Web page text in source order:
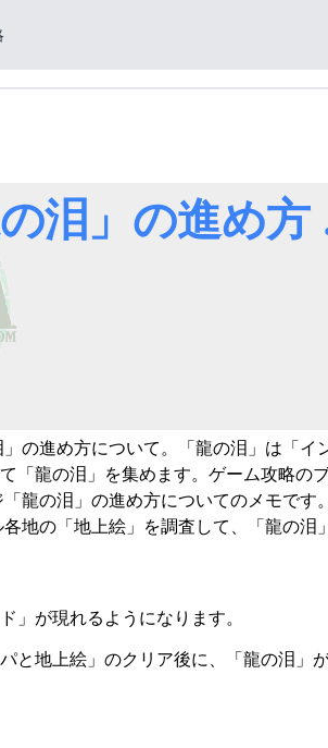
の進め方について。「龍の泪」は「イ
「龍の泪」を集めます。ゲーム攻略の
龍の泪」の進め方についてのメモです
地の「地上絵」を調査して、「龍の泪
」が現れるようになります。
と地上絵」のクリア後に、「龍の泪」